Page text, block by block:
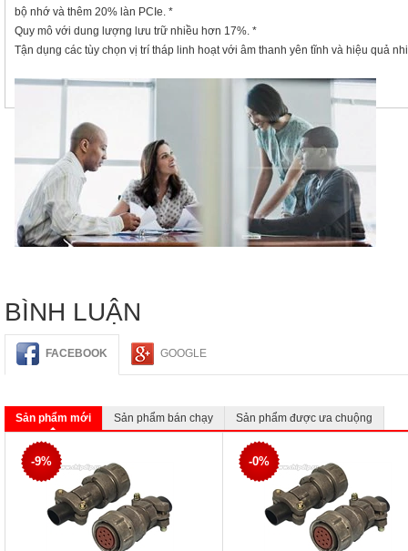
bộ nhớ và thêm 20% làn PCIe. *
Quy mô với dung lượng lưu trữ nhiều hơn 17%. *
Tận dụng các tùy chọn vị trí tháp linh hoạt với âm thanh yên tĩnh và hiệu quả
BÌNH LUẬN
FACEBOOK GOOGLE
Sản phẩm mới Sản phẩm bán chạy Sản phẩm được ưa chuộng
-9% -0%